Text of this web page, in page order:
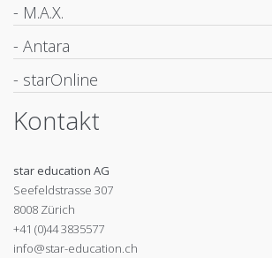
- M.A.X.
- Antara
- starOnline
Kontakt
star education AG
Seefeldstrasse 307
8008 Zürich
+41 (0)44 3835577
info@star-education.ch